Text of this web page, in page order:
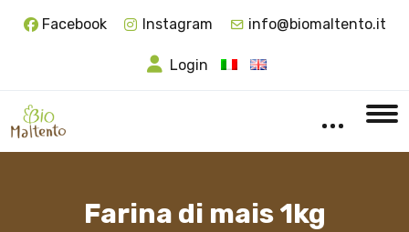
Facebook Instagram info@biomaltento.it
Login
Farina di mais 1kg